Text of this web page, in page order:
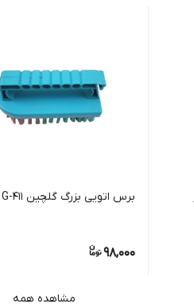
برس اتویی بزرگ گلچین G-411
98,000
مشاهده همه